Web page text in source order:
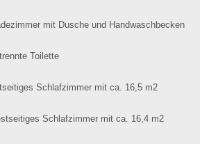
mit Dusche und Handwaschbecken
Toilette
Schlafzimmer mit ca. 16,5 m2
Schlafzimmer mit ca. 16,4 m2